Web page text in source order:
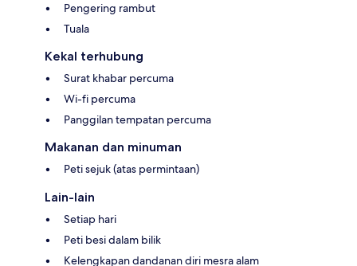
Pengering rambut
Tuala
Kekal terhubung
Surat khabar percuma
Wi-fi percuma
Panggilan tempatan percuma
Makanan dan minuman
Peti sejuk (atas permintaan)
Lain-lain
Setiap hari
Peti besi dalam bilik
Kelengkapan dandanan diri mesra alam